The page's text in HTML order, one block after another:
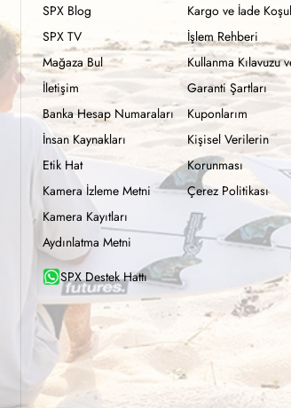
SPX Blog
SPX TV
Mağaza Bul
İletişim
Banka Hesap Numaraları
İnsan Kaynakları
Etik Hat
Kamera İzleme Metni
Kamera Kayıtları
Aydınlatma Metni
Kargo ve İade
İşlem Rehberi
Kullanma Kılavuzu
Garanti Şartları
Kuponlarım
Kişisel Verilerin
Korunması
Çerez Politikası
SPX Destek Hattı